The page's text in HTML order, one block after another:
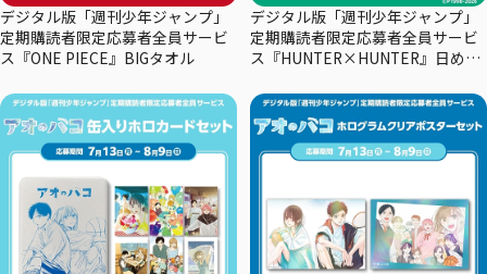
デジタル版「週刊少年ジャンプ」
定期購読者限定応募者全員サービ
ス『ONE PIECE』BIGタオル
デジタル版「週刊少年ジャンプ」
定期購読者限定応募者全員サービ
ス『HUNTER×HUNTER』日めく